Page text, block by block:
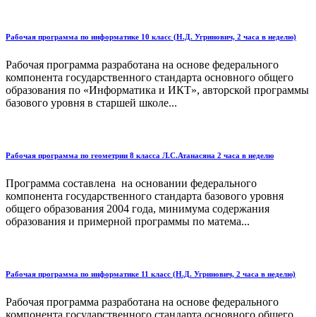
Рабочая программа по информатике 10 класс (Н.Д. Угринович, 2 часа в неделю)
Рабочая программа разработана на основе федерального
компонента государственного стандарта основного общего
образования по «Информатика и ИКТ», авторской программы
базового уровня в старшей школе...
Рабочая программа по геометрии 8 класса Л.С.Атанасяна 2 часа в неделю
Программа составлена на основании федерального
компонента государственного стандарта базового уровня
общего образования 2004 года, минимума содержания
образования и примерной программы по матема...
Рабочая программа по информатике 11 класс (Н.Д. Угринович, 2 часа в неделю)
Рабочая программа разработана на основе федерального
компонента государственного стандарта основного общего